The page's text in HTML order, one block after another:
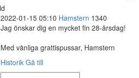
2022-01-15 05:10 Hamstern 1340
Jag önskar dig en mycket fin 28-årsdag!
Med vänliga grattispussar, Hamstern
Historik Gå till